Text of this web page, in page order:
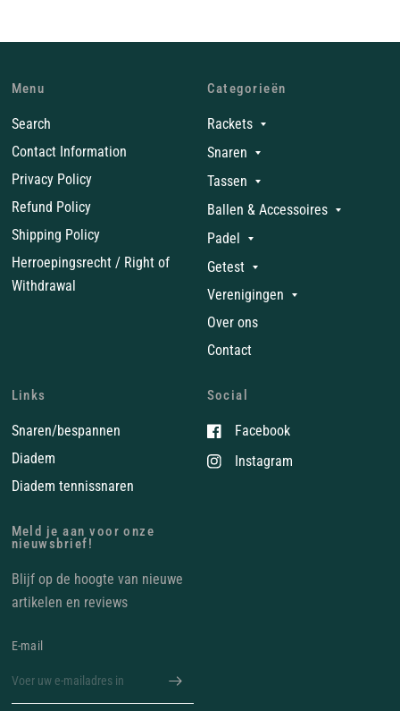
Menu
Search
Contact Information
Privacy Policy
Refund Policy
Shipping Policy
Herroepingsrecht / Right of
Withdrawal
Categorieën
Rackets
Snaren
Tassen
Ballen & Accessoires
Padel
Getest
Verenigingen
Over ons
Contact
Links
Snaren/bespannen
Diadem
Diadem tennissnaren
Social
Facebook
Instagram
Meld je aan voor onze
nieuwsbrief!
Blijf op de hoogte van nieuwe
artikelen en reviews
E‑mail